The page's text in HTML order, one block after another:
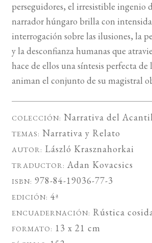
perseguidores, el irresistible ingenio
narrador húngaro brilla con
interrogación sobre las ilusiones, la
y la desconfianza humanas que
hace de ellos una síntesis perfecta de
animan el conjunto de su magistral
COLECCIÓN: Narrativa del
TEMAS: Narrativa y Relato
AUTOR: László Krasznahorkai
TRADUCTOR: Adan Kovacsics
ISBN: 978-84-19036-77-3
EDICIÓN: 4ª
ENCUADERNACIÓN: Rústica
FORMATO: 13 x 21 cm